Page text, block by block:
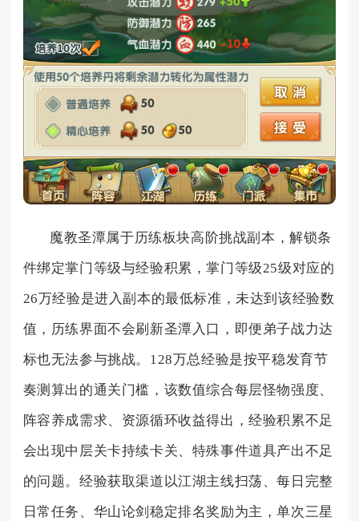
魔教圣潭属于历练板块高阶挑战副本，解锁条
件绑定掌门等级与经验积累，掌门等级25级对应的
26万经验是进入副本的最低标准，未达到该经验数
值，历练界面不会刷新圣潭入口，即便弟子战力达
标也无法参与挑战。128万总经验是按平稳发育节
奏测算出的通关门槛，该数值综合每层怪物强度、
阵容养成需求、资源循环收益得出，经验积累不足
会出现中层关卡持续卡关、特殊事件道具产出不足
的问题。经验获取渠道以江湖主线扫荡、每日完整
日常任务、华山论剑稳定排名奖励为主，单次三星